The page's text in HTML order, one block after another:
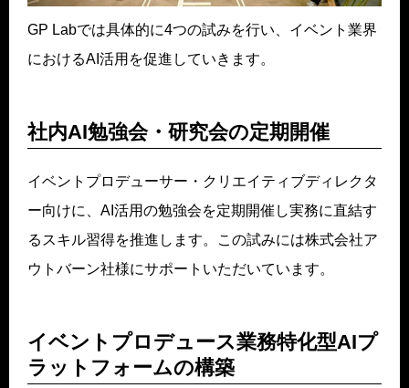
GP Labでは具体的に4つの試みを行い、イベント業界
におけるAI活用を促進していきます。
社内AI勉強会・研究会の定期開催
イベントプロデューサー・クリエイティブディレクタ
ー向けに、AI活用の勉強会を定期開催し実務に直結す
るスキル習得を推進します。この試みには株式会社ア
ウトバーン社様にサポートいただいています。
イベントプロデュース業務特化型AIプ
ラットフォームの構築